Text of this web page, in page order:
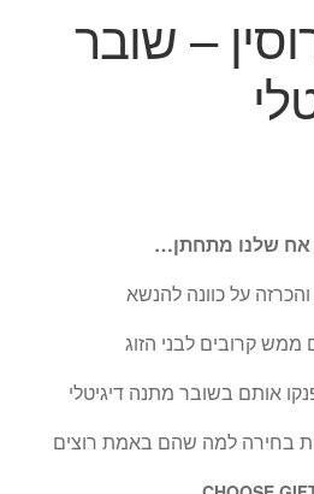
– שובר
אח שלנו מתחתן…
על כוונה להנשא
קרובים לבני הזוג
אותם בשובר מתנה דיגיטלי
בחירה למה שהם באמת רוצים